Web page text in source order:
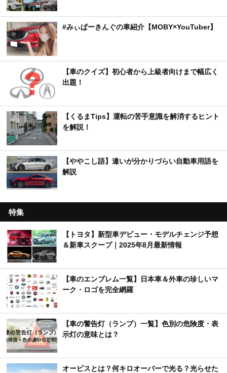
#みぃぱーきんぐの車紹介【MOBY×YouTuber】
【車のクイズ】初心者から上級者向けまで幅広く
出題！
【くるまTips】運転の苦手意識を解消するヒント
を解説！
【ややこし語】違いが分かりづらい自動車用語を
解説
特集
【トヨタ】新型車デビュー・モデルチェンジ予想
＆新車スクープ｜2025年8月最新情報
【車のエンブレム一覧】日本車＆外車の珍しいマ
ーク・ロゴを完全網羅
【車の警告灯（ランプ）一覧】色別の危険度・表
示灯の意味とは？
オービスとは？何キロオーバーで光る？光らせた